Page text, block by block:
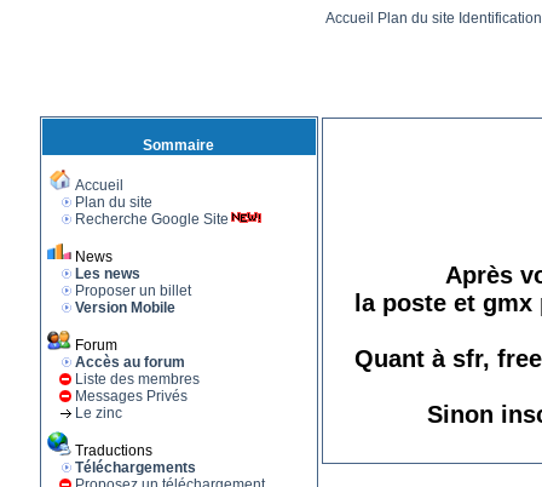
Accueil Plan du site
Sommaire
Accueil
Plan du site
Recherche Google Site
News
Les news
Proposer un billet
Version Mobile
Forum
Accès au forum
Liste des membres
Messages Privés
Le zinc
Traductions
Téléchargements
Après
la poste et
Quant à sfr,
Sinon